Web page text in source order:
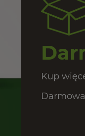
Kup